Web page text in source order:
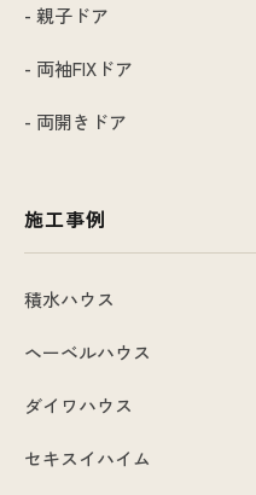
- 親子ドア
- 両袖FIXドア
- 両開きドア
施工事例
積水ハウス
ヘーベルハウス
ダイワハウス
セキスイハイム